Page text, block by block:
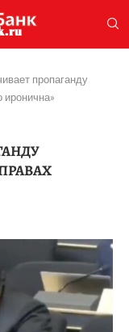
пропаганду